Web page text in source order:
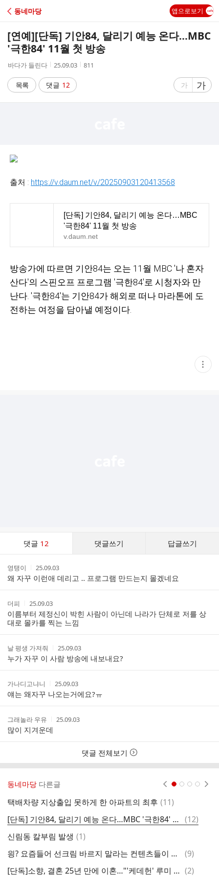
C
A
동네마당 앱으로보기
[연예][단독] 기안84, 달리기 예능 온다…MBC
'극한84' 11월 첫 방송
작
자
바다가 들린다
작
시
간
25.09.03
조
811
목록 댓글 12
글
가
글
자
가
출처 : https://v.daum.net/v/20250903120413568
[단독] 기안84, 달리기 예능 온다…MBC
'극한84' 11월 첫 방송
v.daum.net
방송가에 따르면 기안84는 오는 11월 MBC '나 혼자
산다'의 스핀오프 프로그램 '극한84'로 시청자와 만
난다. '극한84'는 기안84가 해외로 떠나 마라톤에 도
전하는 여정을 담아낼 예정이다.
현
재
댓글 12 댓글쓰기 답글쓰기
스
작
성
자
영탱이
작
성
시
간
25.09.03
왜 자꾸 이런애 데리고 .. 프로그램 만드는지 몰겠네요
작
성
자
더피
작
성
시
간
25.09.03
이름부터 제정신이 박힌 사람이 아닌데 나라가 단체로 저를 상
대로 몰카를 찍는 느낌
작
성
자
날 평생 가져줘
작
성
시
간
25.09.03
누가 자꾸 이 사람 방송에 내보내요?
작
성
자
가나디고냐니
작
성
시
간
25.09.03
얘는 왜자꾸 나오는거에요?ㅠ
작
성
자
그래놀라 우유
작
간
25.09.03
많이 지겨운데
댓글 전체보기
동네마당 다른글
택배차량 지상출입 못하게 한 아파트의 최후 댓
(11)
[단독] 기안84, 달리기 예능 온다…MBC '극한84' 11월 첫 방송 댓
글
(12)
신림동 칼부림 발생 댓
(1)
읭? 요즘들어 선크림 바르지 말라는 컨텐츠들이 올라온다
댓
(9)
[단독]소향, 결혼 25년 만에 이혼…"'케데헌' 루미 보며 고백 결심" 댓
(2)